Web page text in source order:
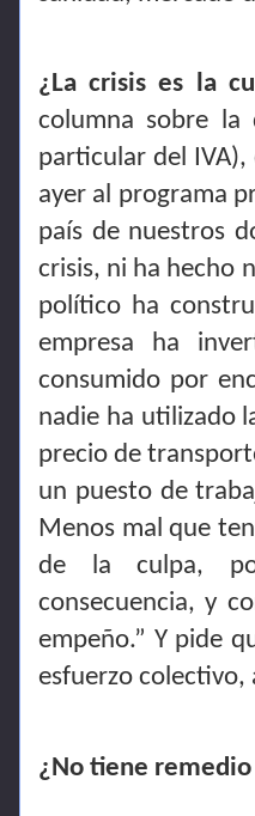
¿La crisis es la
columna sobre la
particular del
ayer al programa
país de nuestros
crisis, ni ha hecho
político ha
empresa ha
consumido por
nadie ha utilizado
precio de
un puesto de
Menos mal que
de la culpa,
consecuencia, y
empeño.” Y pide
esfuerzo colectivo,
¿No tiene remedio